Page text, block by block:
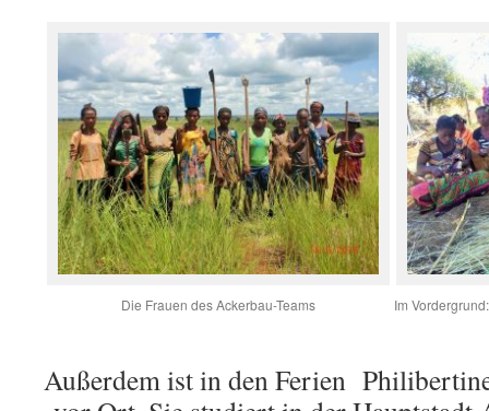
Die Frauen des Ackerbau-Teams Im
Außerdem ist in den Ferien